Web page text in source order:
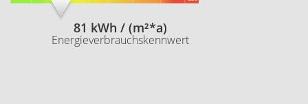
81 kWh / (m²*a)
Energieverbrauchskennwert